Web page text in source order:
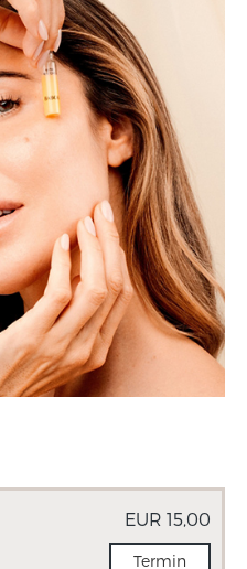
EUR 15,00
Termin